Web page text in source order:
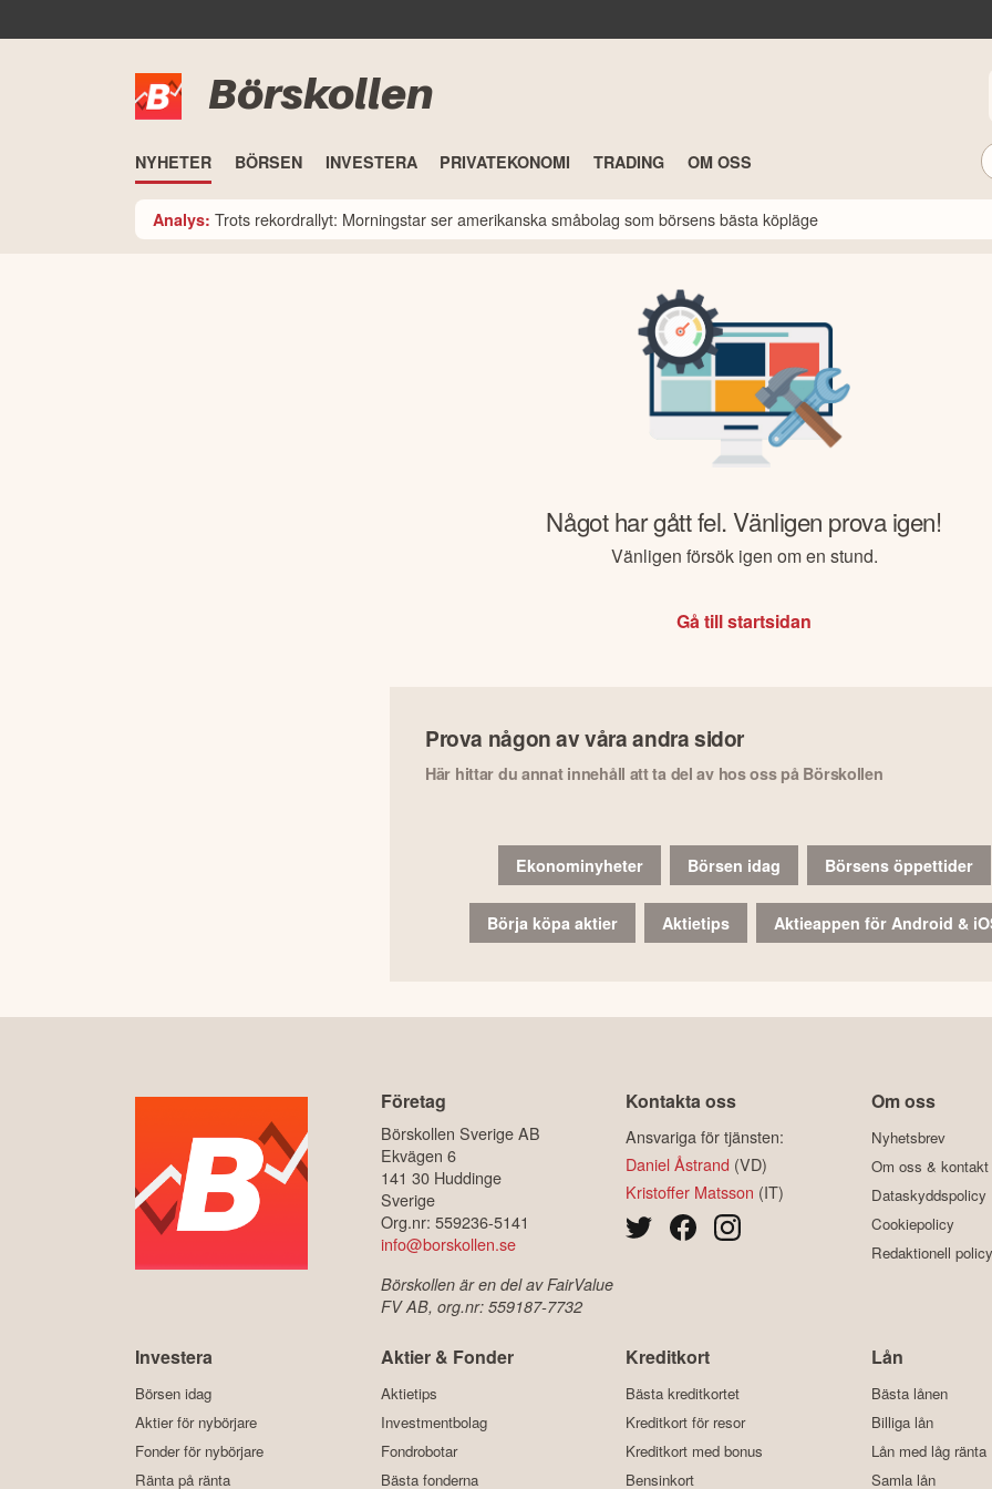
Börskollen
NYHETER BÖRSEN INVESTERA PRIVATEKONOMI TRADING OM OSS
Analys: Trots rekordrallyt: Morningstar ser amerikanska småbolag som börsens bästa köpläge
Något har gått fel. Vänligen prova igen!
Vänligen försök igen om en stund.
Gå till startsidan
Prova någon av våra andra sidor
Här hittar du annat innehåll att ta del av hos oss på Börskollen
Ekonominyheter Börsen idag Börsens öppettider
Börja köpa aktier Aktietips Aktieappen för Android &
Företag
Börskollen Sverige AB
Ekvägen 6
141 30 Huddinge
Sverige
Org.nr: 559236-5141
info@borskollen.se
Börskollen är en del av FairValue
FV AB, org.nr: 559187-7732
Kontakta oss
Ansvariga för tjänsten:
Daniel Åstrand (VD)
Kristoffer Matsson (IT)
Om oss
Nyhetsbrev
Om oss & kontakt
Dataskyddspolicy
Cookiepolicy
Redaktionell policy
Investera
Börsen idag
Aktier för nybörjare
Fonder för nybörjare
Ränta på ränta
Aktier & Fonder
Aktietips
Investmentbolag
Fondrobotar
Bästa fonderna
Kreditkort
Bästa kreditkortet
Kreditkort för resor
Kreditkort med bonus
Bensinkort
Lån
Bästa lånen
Billiga lån
Lån med låg ränta
Samla lån